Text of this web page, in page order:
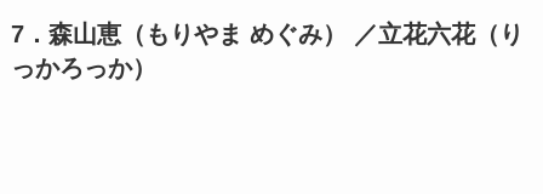
7．森山恵（もりやま めぐみ） ／立花六花（り
っかろっか）